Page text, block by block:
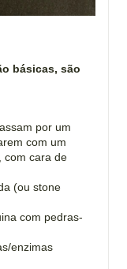
básicas, são
por um
com um
com cara de
(ou stone
com pedras-
enzimas